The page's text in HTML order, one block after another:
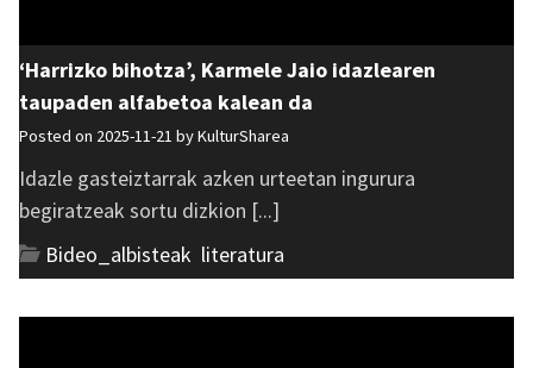
‘Harrizko bihotza’, Karmele Jaio idazlearen
taupaden alfabetoa kalean da
Posted on 2025-11-21 byKulturSharea
Idazle gasteiztarrak azken urteetan ingurura
begiratzeak sortu dizkion [...]
Bideo_albisteak literatura